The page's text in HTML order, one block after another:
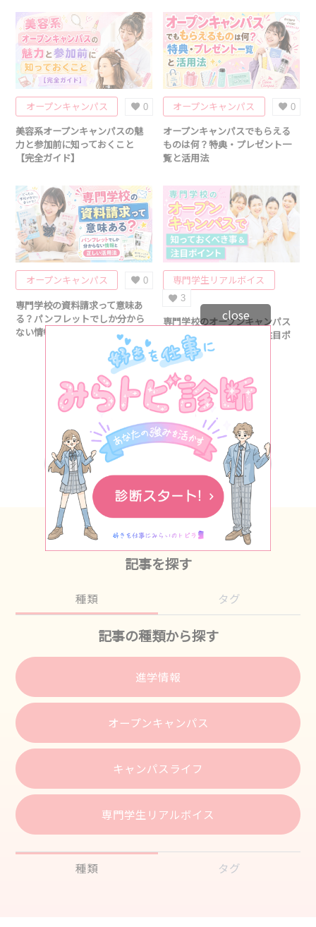
トップ
専門学生リアルボイス
業界人インタビュー
職種紹介
気になる学校を探す
♥お気に⼊り記事
学校のこと、進路のこと、
LINEで気軽に相談・質問しよう！
資料請求（無料）やイベント予約もできるよ
view more
オープンキャンパス 0
美容系オープンキャンパスの魅
力と参加前に知っておくこと
【完全ガイド】
オープンキャンパス 0
オープンキャンパスでもらえる
ものは何？特典・プレゼント一
覧と活用法
オープンキャンパス 0
専門学校の資料請求って意味あ
る？パンフレットでしか分から
ない情報と正…
専門学生リアルボイス
3
専門学校のオープンキャンパス
で知っておくべきこと＆注目ポ
イント
1 2 〉
専門学生リアルボイス
記事を探す
種類 タグ
記事の種類から探す
進学情報
オープンキャンパス
キャンパスライフ
専門学生リアルボイス
種類 タグ
close